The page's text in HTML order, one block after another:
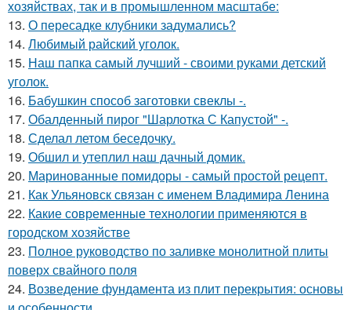
хозяйствах, так и в промышленном масштабе:
13. О пересадке клубники задумались?
14. Любимый райский уголок.
15. Наш папка самый лучший - своими руками детский
уголок.
16. Бабушкин способ заготовки свеклы -.
17. Обалденный пирог "Шарлотка С Капустой" -.
18. Сделал летом беседочку.
19. Обшил и утеплил наш дачный домик.
20. Маринованные помидоры - самый простой рецепт.
21. Как Ульяновск связан с именем Владимира Ленина
22. Какие современные технологии применяются в
городском хозяйстве
23. Полное руководство по заливке монолитной плиты
поверх свайного поля
24. Возведение фундамента из плит перекрытия: основы